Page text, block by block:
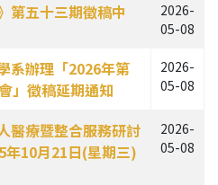
第五十三期徵稿中
2026-
05-08
系辦理「2026年第
」徵稿延期通知
2026-
05-08
醫療暨整合服務研討
年10月21日(星期三)
2026-
05-08